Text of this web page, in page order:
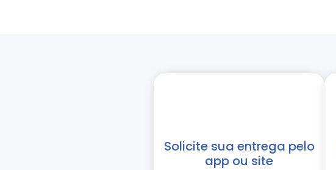
Solicite sua entrega pelo
app ou site